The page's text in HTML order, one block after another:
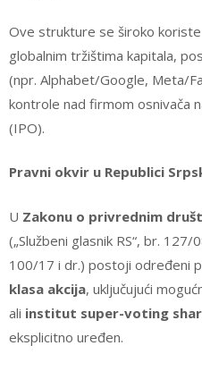
Ove strukture se široko
globalnim tržištima kapitala,
(npr. Alphabet/Google, Meta/
kontrole nad firmom osnivača
(IPO).
Pravni okvir u Republici
U Zakonu o privrednim
(„Službeni glasnik RS“, br.
100/17 i dr.) postoji određeni
klasa akcija, uključujući
ali institut super-voting
eksplicitno uređen.